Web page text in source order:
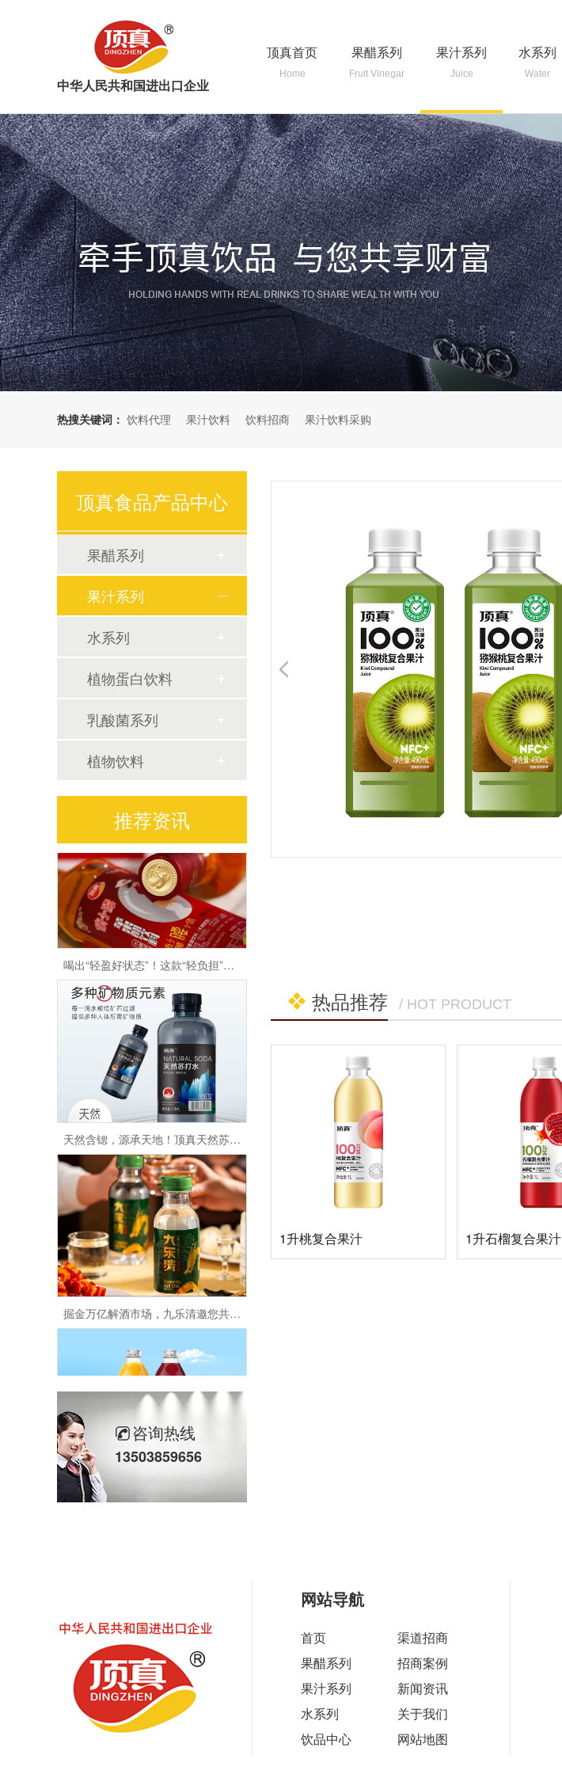
中华人民共和国进出口企业
顶真首页
Home
果醋系列
Fruit Vinegar
果汁系列
Juice
水系列
Water
热搜关键词： 饮料代理 果汁饮料 饮料招商 果汁饮料采购
热品推荐 / HOT PRODUCT
1升桃复合果汁 1升石榴复合果汁
顶真食品产品中心
果醋系列
果汁系列
水系列
植物蛋白饮料
乳酸菌系列
植物饮料
推荐资讯
喝出“轻盈好状态”！这款“轻负担”苹果醋赢在差异化！
天然含锶，源承天地！顶真天然苏打水——经销商掘金饮水赛道的“矿藏级”机遇！
掘金万亿解酒市场，九乐清邀您共启财富新蓝海！
咨询热线
13503859656
网站导航
首页
渠道招商
果醋系列
招商案例
果汁系列
新闻资讯
水系列
关于我们
饮品中心
网站地图